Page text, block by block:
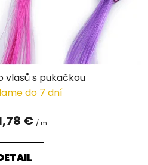
vlasů s pukačkou
do 7 dní
€ / m